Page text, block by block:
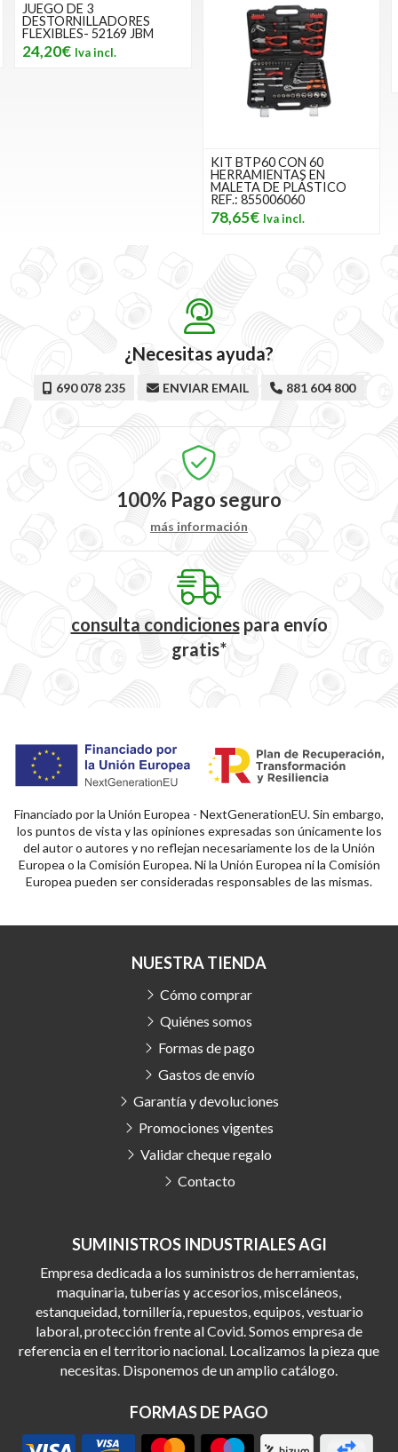
JUEGO DE 3
DESTORNILLADORES
FLEXIBLES- 52169 JBM
24,20€
KIT BTP60 CON 60
HERRAMIENTAS EN
MALETA DE PLÁSTICO
REF.: 855006060
78,65€
¿Necesitas ayuda?
690 078 235 ENVIAR EMAIL 881 604 800
100% Pago seguro
más información
consulta condicionespara envío
gratis*
Financiado por la Unión Europea - NextGenerationEU. Sin embargo,
los puntos de vista y las opiniones expresadas son únicamente los
del autor o autores y no reflejan necesariamente los de la Unión
Europea o la Comisión Europea. Ni la Unión Europea ni la Comisión
Europea pueden ser consideradas responsables de las mismas.
SUMINISTROS INDUSTRIALES AGI
Empresa dedicada a los suministros de herramientas,
maquinaria, tuberías y accesorios, misceláneos,
estanqueidad, tornillería, repuestos, equipos, vestuario
laboral, protección frente al Covid. Somos empresa de
referencia en el territorio nacional. Localizamos la pieza que
necesitas. Disponemos de un amplio catálogo.
FORMAS DE PAGO
NUESTRA TIENDA
Cómo comprar
Quiénes somos
Formas de pago
Gastos de envío
Garantía y devoluciones
Promociones vigentes
Validar cheque regalo
Contacto